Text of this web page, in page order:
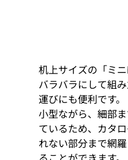
机上サイズの「ミ
バラバラにして組
運びにも便利です。
小型ながら、細部
ているため、カタ
れない部分まで網